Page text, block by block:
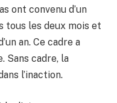
ont convenu d’un
tous les deux mois et
an. Ce cadre a
Sans cadre, la
l’inaction.